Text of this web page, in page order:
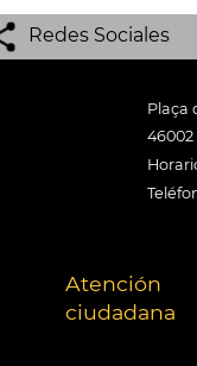
Redes Sociales
Plaça
46002
Atención
ciudadana